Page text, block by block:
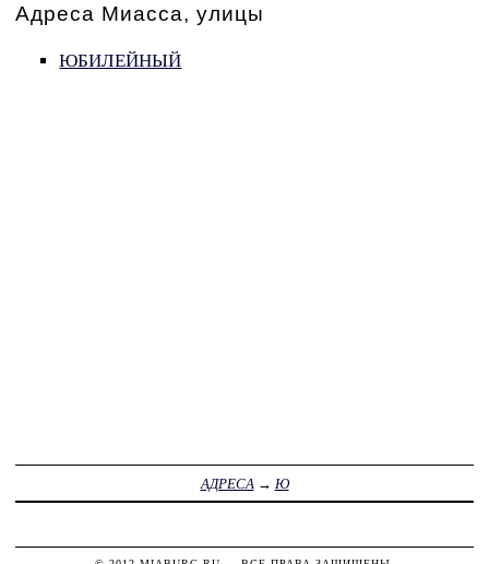
Адреса Миасса, улицы
ЮБИЛЕЙНЫЙ
АДРЕСА → Ю